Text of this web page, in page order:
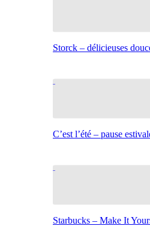
Storck – délicieuses
C’est l’été – pause
Starbucks – Make It